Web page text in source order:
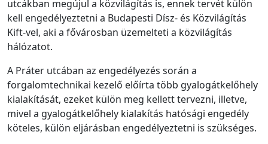
utcákban megújul a közvilágítás is, ennek tervét külön
kell engedélyeztetni a Budapesti Dísz- és Közvilágítás
Kift-vel, aki a fővárosban üzemelteti a közvilágítás
hálózatot.
A Práter utcában az engedélyezés során a
forgalomtechnikai kezelő előírta több gyalogátkelőhely
kialakítását, ezeket külön meg kellett tervezni, illetve,
mivel a gyalogátkelőhely kialakítás hatósági engedély
köteles, külön eljárásban engedélyeztetni is szükséges.